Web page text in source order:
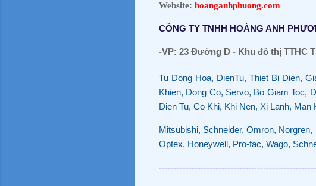
Website: hoanganhphuong.com
CÔNG TY TNHH HOÀNG ANH
-VP: 23 Đường D - Khu đô thị TTHC
Tu Dong Hoa, DienTu, Thiet Bi Dien,
Khien, Dong Co, Servo, Bo Giam Toc,
Dien Tu, Co Khi, Khi Nen, Xi Lanh, Man
Mitsubishi, Schneider, Omron,
Optex, Honeywell, Pro-fac, Wago,